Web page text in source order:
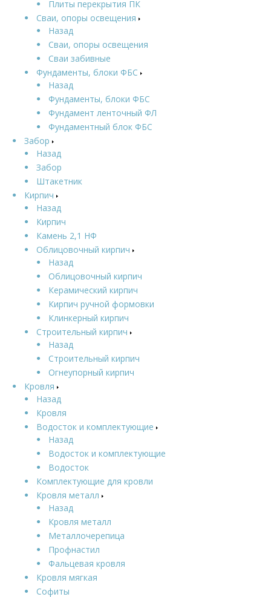
Плиты перекрытия ПК
Сваи, опоры освещения
Назад
Сваи, опоры освещения
Сваи забивные
Фундаменты, блоки ФБС
Назад
Фундаменты, блоки ФБС
Фундамент ленточный ФЛ
Фундаментный блок ФБС
Забор
Назад
Забор
Штакетник
Кирпич
Назад
Кирпич
Камень 2,1 НФ
Облицовочный кирпич
Назад
Облицовочный кирпич
Керамический кирпич
Кирпич ручной формовки
Клинкерный кирпич
Строительный кирпич
Назад
Строительный кирпич
Огнеупорный кирпич
Кровля
Назад
Кровля
Водосток и комплектующие
Назад
Водосток и комплектующие
Водосток
Комплектующие для кровли
Кровля металл
Назад
Кровля металл
Металлочерепица
Профнастил
Фальцевая кровля
Кровля мягкая
Софиты